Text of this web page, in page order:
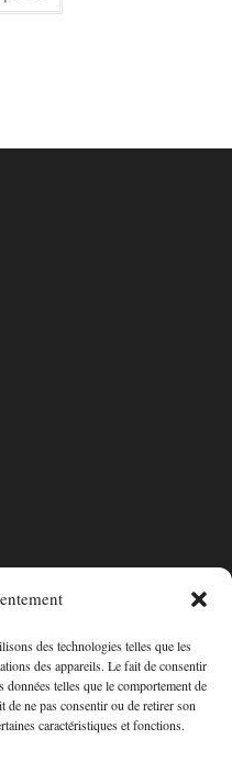
des technologies telles que les
des appareils. Le fait de consentir
données telles que le comportement de
ne pas consentir ou de retirer son
caractéristiques et fonctions.